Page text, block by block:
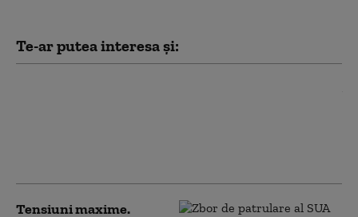
Te-ar putea interesa și:
Tensiuni maxime.